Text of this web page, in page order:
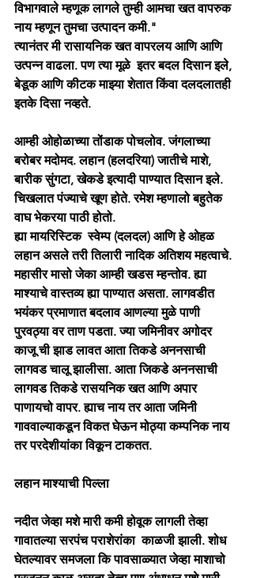
विभागवाले म्हणूक लागले तुम्ही आमचा खत वापरुक
नाय म्हणून तुमचा उत्पादन कमी."
त्यानंतर मी रासायनिक खत वापरलय आणि आणि
उत्पन्न वाढला. पण त्या मूळे  इतर बदल दिसान इले,
बेडूक आणि कीटक माझ्या शेतात किंवा दलदलातही
इतके दिसा नव्हते.
आम्ही ओहोळाच्या तोंडाक पोचलोव. जंगलाच्या
बरोबर मदोमद. लहान (हलदरिया) जातीचे माशे,
बारीक सुंगटा, खेकडे इत्यादी पाण्यात दिसान इले.
चिखलात पंज्याचे खूण होते. रमेश म्हणालो बहुतेक
वाघ भेकरया पाठी होतो.
ह्या मायरिस्टिक  स्वेम्प (दलदल) आणि हे ओहळ
लहान असले तरी तिलारी नादिक अतिशय महत्वाचे.
महासीर मासो जेका आम्ही खडस म्हन्तोव. ह्या
माश्याचे वास्तव्य ह्या पाण्यात असता. लागवडीत
भयंकर प्रमाणात बदलाव आणल्या मुळे पाणी
पुरवठ्या वर ताण पडता. ज्या जमिनीवर अगोदर
काजू ची झाड लावत आता तिकडे अननसाची
लागवड चालू झालीसा. आता जिकडे अननसाची
लागवड तिकडे रासयनिक खत आणि अपार
पाणायचो वापर. ह्याच नाय तर आता जमिनी
गाववाल्याकडून विकत घेऊन मोठ्या कम्पनिक नाय
तर परदेशीयांका विकून टाकतत.
लहान माश्याची पिल्ला
नदीत जेव्हा मशे मारी कमी होवूक लागली तेव्हा
गावातल्या सरपंच पराशेरांका  काळजी झाली. शोध
घेतल्यावर समजला कि पावसाळ्यात जेव्हा माशाचो